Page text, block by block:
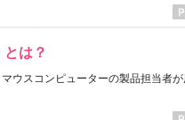
は？
ウスコンピューターの製品担当者が